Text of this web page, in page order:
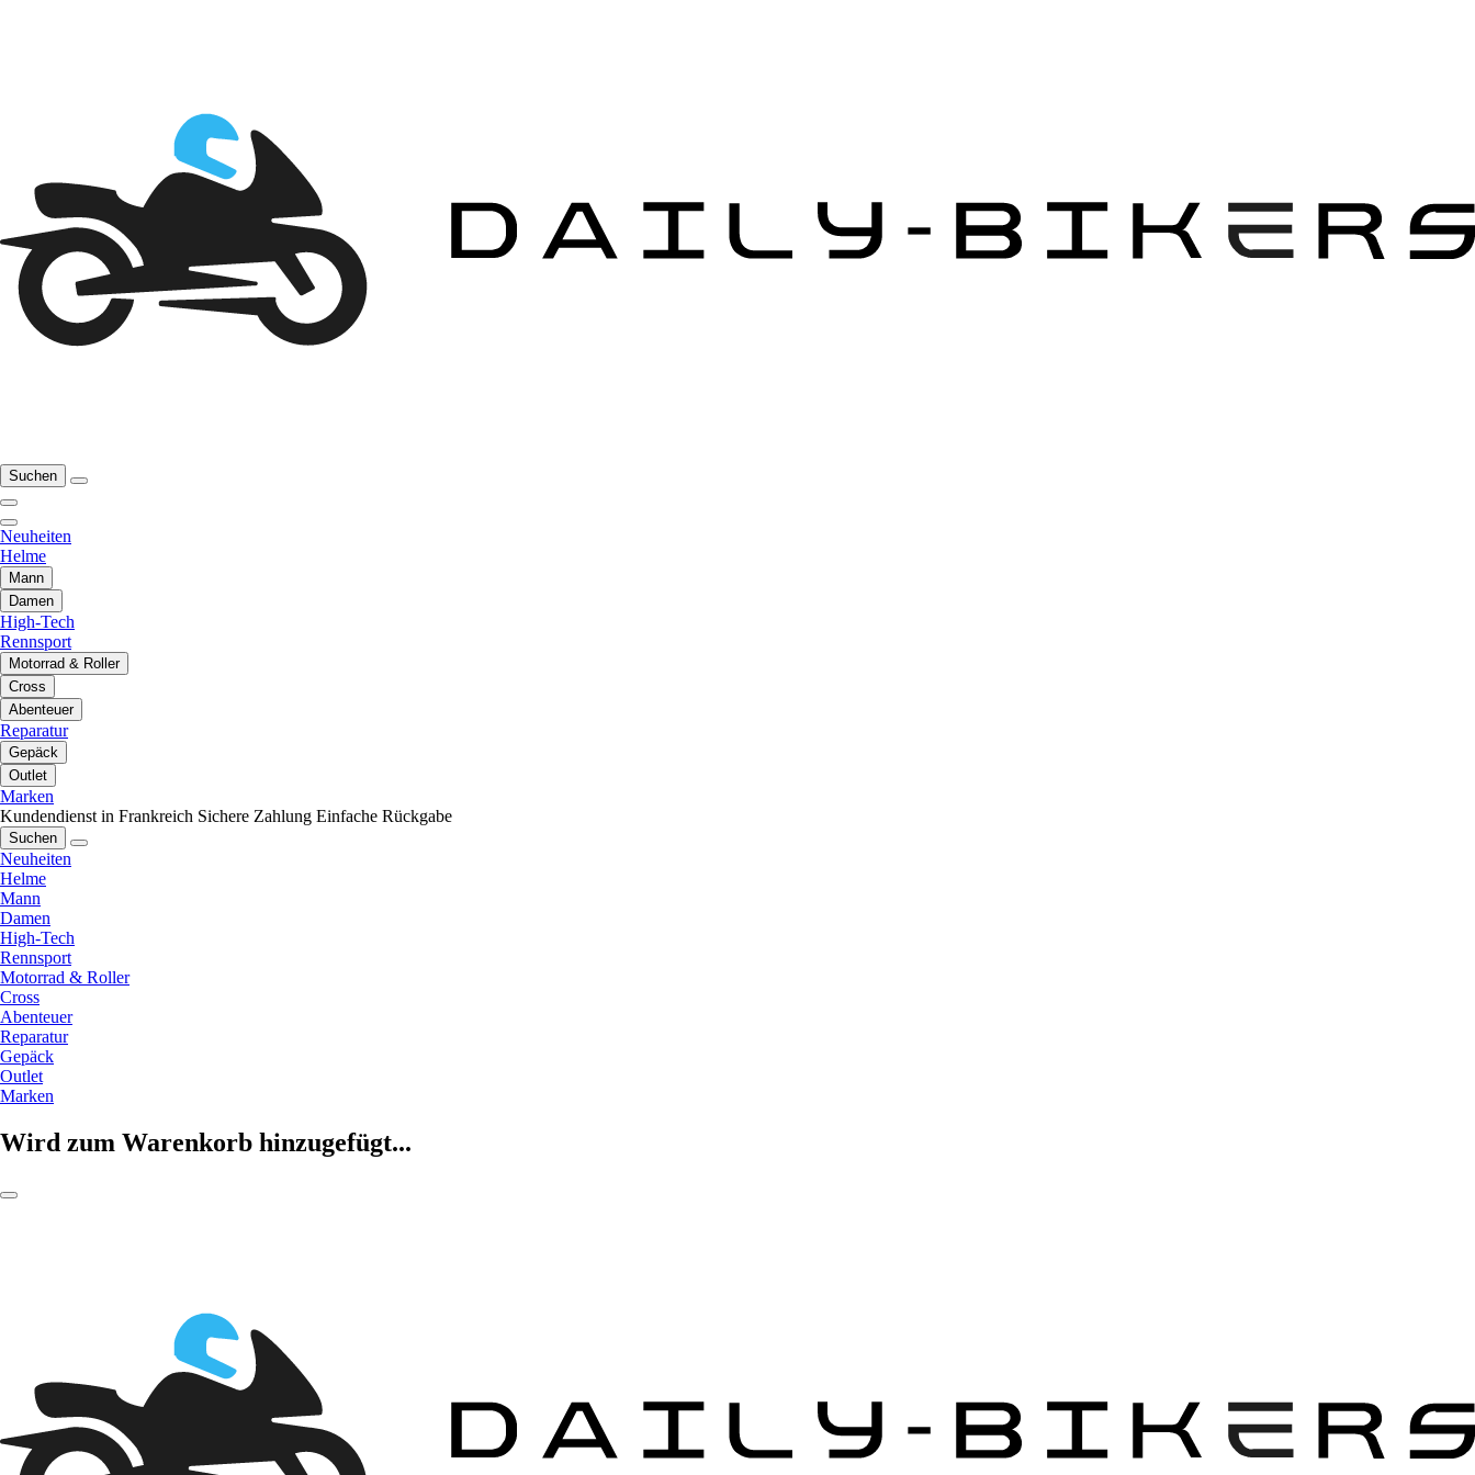
Suchen
Neuheiten
Helme
Mann
Damen
High-Tech
Rennsport
Motorrad & Roller
Cross
Abenteuer
Reparatur
Gepäck
Outlet
Marken
Kundendienst in Frankreich Sichere Zahlung Einfache Rückgabe
Suchen
Neuheiten
Helme
Mann
Damen
High-Tech
Rennsport
Motorrad & Roller
Cross
Abenteuer
Reparatur
Gepäck
Outlet
Marken
Wird zum Warenkorb hinzugefügt...